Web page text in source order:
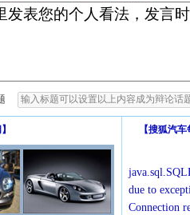
】 【搜狐汽车
due to
Connection